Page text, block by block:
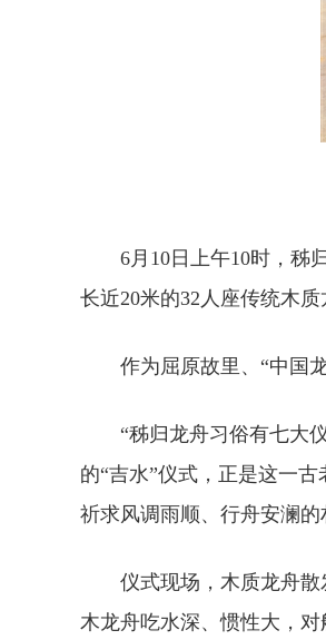
6月10日上午10时，秭
长近20米的32人座传统木
作为屈原故里、“中国
“秭归龙舟习俗有七大
的“吉水”仪式，正是这一
祈求风调雨顺、行舟安澜的
仪式现场，木质龙舟
木龙舟吃水深、惯性大，